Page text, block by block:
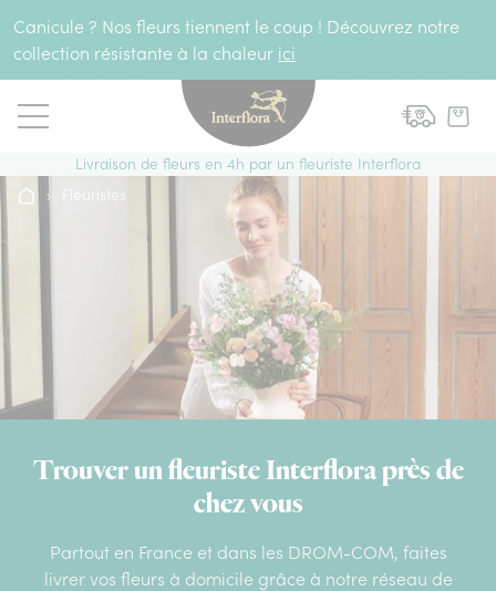
Canicule ? Nos fleurs tiennent le coup ! Découvrez notre
collection résistante à la chaleur ici
Livraison de fleurs en 4h par un fleuriste Interflora
›
Fleuristes
Trouver un fleuriste Interflora près de
chez vous
Partout en France et dans les DROM-COM, faites
livrer vos fleurs à domicile grâce à notre réseau de